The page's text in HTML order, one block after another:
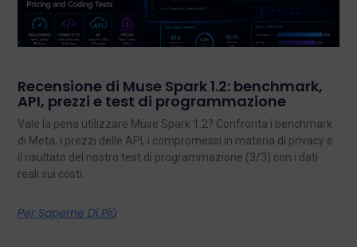
Recensione di Muse Spark 1.2: benchmark,
API, prezzi e test di programmazione
Vale la pena utilizzare Muse Spark 1.2? Confronta i benchmark
di Meta, i prezzi delle API, i compromessi in materia di privacy e
il risultato del nostro test di programmazione (3/3) con i dati
reali sui costi.
Per Saperne Di Più